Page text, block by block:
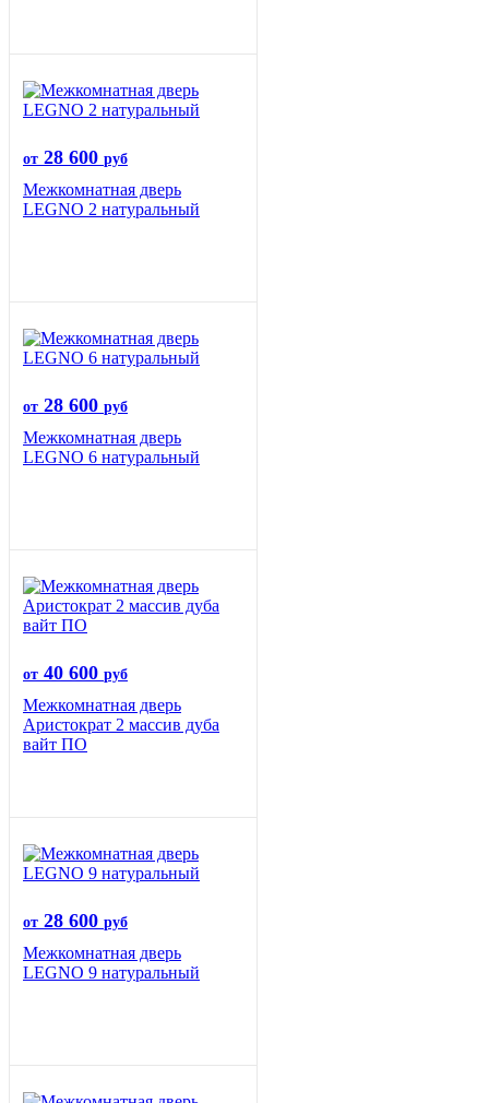
от 28 600 руб
Межкомнатная дверь
LEGNO 2 натуральный
от 28 600 руб
Межкомнатная дверь
LEGNO 6 натуральный
от 40 600 руб
Межкомнатная дверь
Аристократ 2 массив дуба
вайт ПО
от 28 600 руб
Межкомнатная дверь
LEGNO 9 натуральный